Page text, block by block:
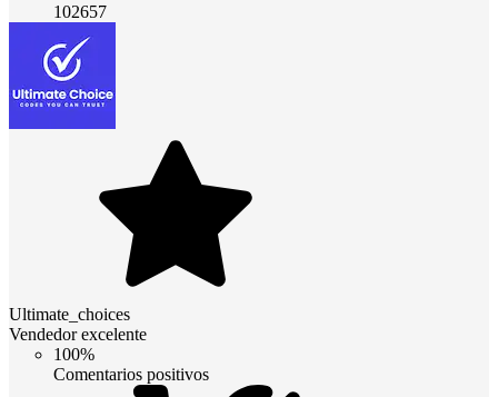
102657
Ultimate_choices
Vendedor excelente
100%
Comentarios positivos